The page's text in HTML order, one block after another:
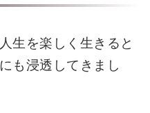
生を楽しく生きると
も浸透してきまし